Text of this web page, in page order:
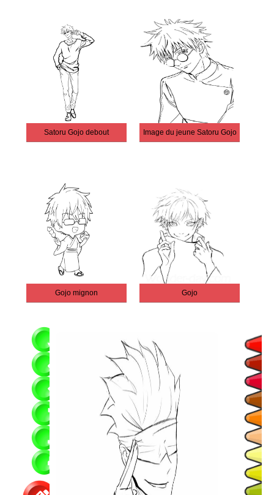
Satoru Gojo debout Image du jeune Satoru Gojo
Gojo mignon Gojo